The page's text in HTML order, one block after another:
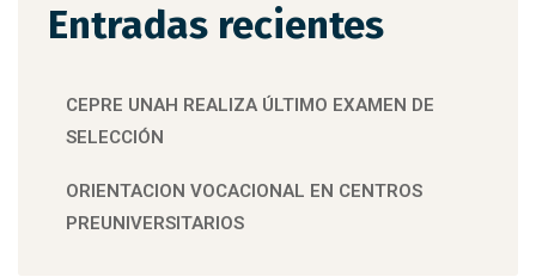
Entradas recientes
CEPRE UNAH REALIZA ÚLTIMO EXAMEN DE
SELECCIÓN
ORIENTACION VOCACIONAL EN CENTROS
PREUNIVERSITARIOS